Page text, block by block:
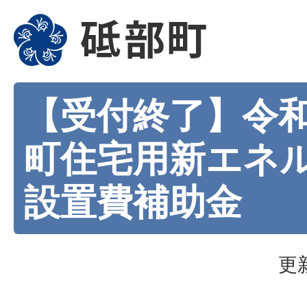
【受付終了】令
町住宅用新エネ
設置費補助金
更